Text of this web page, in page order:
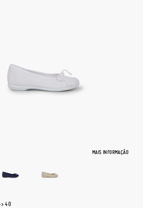
MAIS INFORMAÇÃO
40